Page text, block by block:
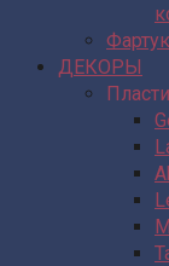
ДЕКОРЫ